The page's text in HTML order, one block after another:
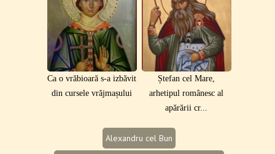
Ca o vrăbioară s-a izbăvit
din cursele vrăjmașului
Ștefan cel Mare,
arhetipul românesc al
apărării cr...
Alexandru cel Bun